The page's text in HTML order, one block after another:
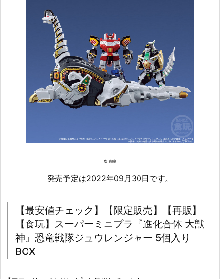
© 東映
発売予定は2022年09月30日です。
【最安値チェック】【限定販売】【再販】
【食玩】スーパーミニプラ『進化合体 大獣
神』恐竜戦隊ジュウレンジャー 5個入り
BOX